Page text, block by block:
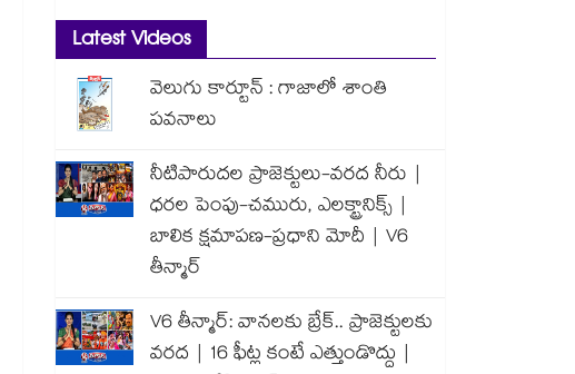
Latest Videos
వెలుగు కార్టూన్ : గాజాలో శాంతి
పవనాలు
నీటిపారుదల ప్రాజెక్టులు-వరద నీరు |
ధరల పెంపు-చమురు, ఎలక్ట్రానిక్స్ |
బాలిక క్షమాపణ-ప్రధాని మోదీ | V6
తీన్మార్
V6 తీన్మార్: వానలకు బ్రేక్.. ప్రాజెక్టులకు
వరద | 16 ఫీట్ల కంటే ఎత్తుండొద్దు |